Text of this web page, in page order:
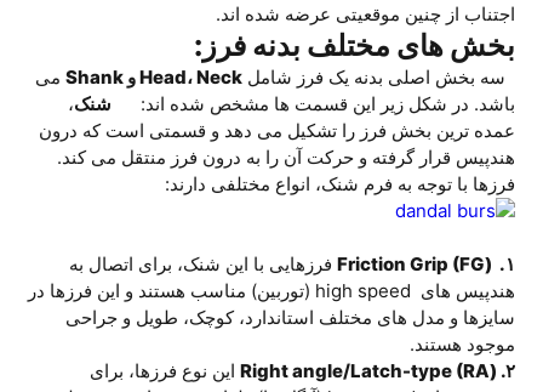
اجتناب از چنین موقعیتی عرضه شده اند.
بخش های مختلف بدنه فرز:
سه بخش اصلی بدنه یک فرز شامل Head، Neck و Shank
می
باشد. در شکل زیر این قسمت ها مشخص شده اند: شنک،
عمده ترین بخش فرز را تشکیل می دهد و قسمتی است که درون
هندپیس قرار گرفته و حرکت آن را به درون فرز منتقل می کند.
فرزها با توجه به فرم شنک، انواع مختلفی دارند:
۱. (Friction Grip (FG
فرزهایی با این شنک، برای اتصال به
هندپیس های high speed (توربین) مناسب هستند و این فرزها در
سایزها و مدل های مختلف استاندارد، کوچک، طویل و جراحی
موجود هستند.
۲. (Right angle/Latch-type (RA
این نوع فرزها، برای